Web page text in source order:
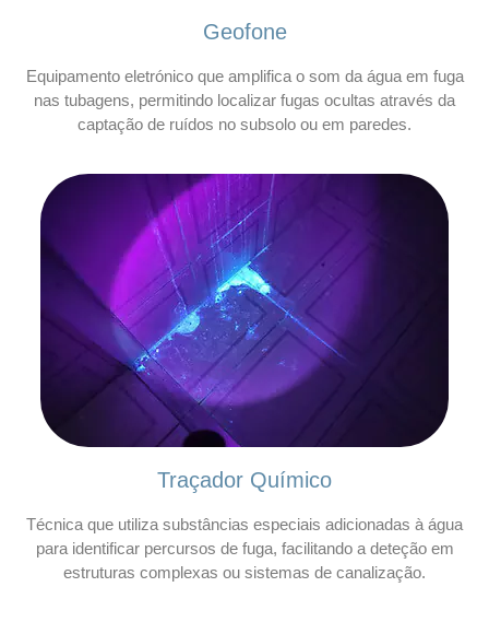
Geofone
Equipamento eletrónico que amplifica o som da água em fuga
nas tubagens, permitindo localizar fugas ocultas através da
captação de ruídos no subsolo ou em paredes.
Traçador Químico
Técnica que utiliza substâncias especiais adicionadas à água
para identificar percursos de fuga, facilitando a deteção em
estruturas complexas ou sistemas de canalização.